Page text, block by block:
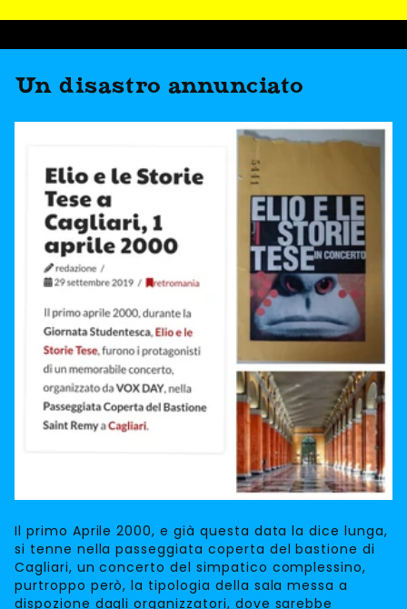
Un disastro annunciato
Il primo Aprile 2000, e già questa data la dice lunga,
si tenne nella passeggiata coperta del bastione di
Cagliari, un concerto del simpatico complessino,
purtroppo però, la tipologia della sala messa a
dispozione dagli organizzatori, dove sarebbe